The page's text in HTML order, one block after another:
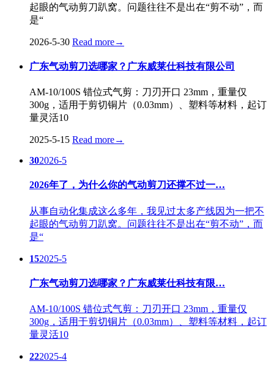
起眼的气动剪刀趴窝。问题往往不是出在“剪不动”，而
是“
2026-5-30 Read more→
广东气动剪刀选哪家？广东威莱仕科技有限公司
AM-10/100S 错位式气剪：刀刃开口 23mm，重量仅
300g，适用于剪切铜片（0.03mm）、塑料等材料，起订
量灵活10
2025-5-15 Read more→
302026-5
2026年了，为什么你的气动剪刀还撑不过一…
从事自动化集成这么多年，我见过太多产线因为一把不
起眼的气动剪刀趴窝。问题往往不是出在“剪不动”，而
是“
152025-5
广东气动剪刀选哪家？广东威莱仕科技有限…
AM-10/100S 错位式气剪：刀刃开口 23mm，重量仅
300g，适用于剪切铜片（0.03mm）、塑料等材料，起订
量灵活10
222025-4